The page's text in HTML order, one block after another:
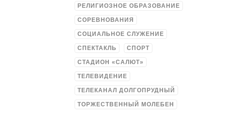
РЕЛИГИОЗНОЕ ОБРАЗОВАНИЕ
СОРЕВНОВАНИЯ
СОЦИАЛЬНОЕ СЛУЖЕНИЕ
СПЕКТАКЛЬ СПОРТ
СТАДИОН «САЛЮТ»
ТЕЛЕВИДЕНИЕ
ТЕЛЕКАНАЛ ДОЛГОПРУДНЫЙ
ТОРЖЕСТВЕННЫЙ МОЛЕБЕН